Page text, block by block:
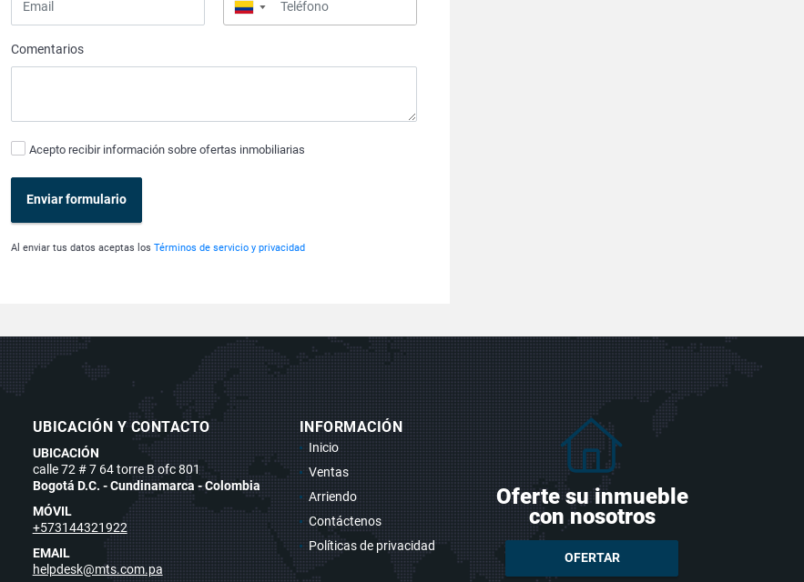
▼
Comentarios
Acepto recibir información sobre ofertas inmobiliarias
Enviar formulario
Al enviar tus datos aceptas losTérminos de servicio y privacidad
UBICACIÓN Y CONTACTO
UBICACIÓN
calle 72 # 7 64 torre B ofc 801
Bogotá D.C. - Cundinamarca - Colombia
MÓVIL
+573144321922
EMAIL
helpdesk@mts.com.pa
INFORMACIÓN
Inicio
Ventas
Arriendo
Contáctenos
Políticas de privacidad
Oferte su inmueble
con nosotros
OFERTAR